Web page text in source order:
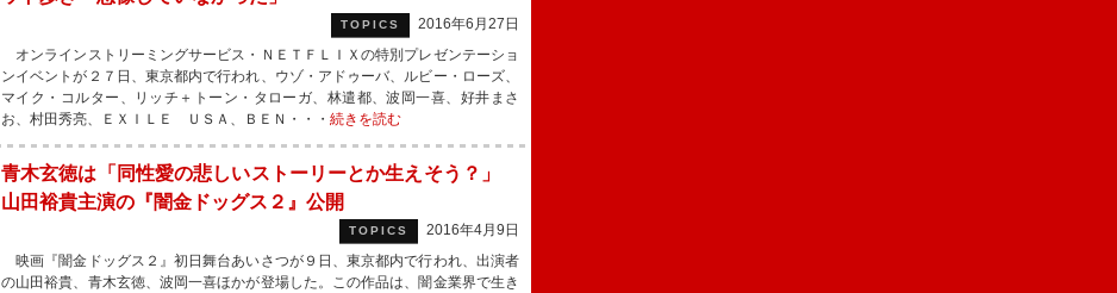
TOPICS
2016年6月27日
オンラインストリーミングサービス・ＮＥＴＦＬＩＸの特別プレゼンテーショ
ンイベントが２７日、東京都内で行われ、ウゾ・アドゥーバ、ルビー・ローズ、
マイク・コルター、リッチ＋トーン・タローガ、林遣都、波岡一喜、好井まさ
お、村田秀亮、ＥＸＩＬＥ ＵＳＡ、ＢＥＮ・・・ 続きを読む
青木玄徳は「同性愛の悲しいストーリーとか生えそう？」
山田裕貴主演の『闇金ドッグス２』公開
TOPICS
2016年4月9日
映画『闇金ドッグス２』初日舞台あいさつが９日、東京都内で行われ、出演者
の山田裕貴、青木玄徳、波岡一喜ほかが登場した。この作品は、闇金業界で生き